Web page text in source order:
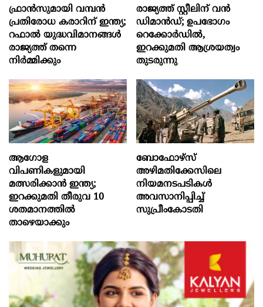
ഫ്രാൻസുമായി വമ്പന്‍
പ്രതിരോധ കരാറിന് ഇന്ത്യ;
റഫാല്‍ യുദ്ധവിമാനങ്ങള്‍
രാജ്യത്ത് തന്നെ
നിര്‍മ്മിക്കും
രാജ്യത്ത് സ്റ്റീലിന് വൻ
ഡിമാൻഡ്; ഉപഭോഗം
റെക്കോർഡിൽ,
ഇറക്കുമതി ആശ്രയത്വം
തുടരുന്നു
ആഗോള
വിപണികളുമായി
മത്സരിക്കാൻ ഇന്ത്യ;
ഇറക്കുമതി തീരുവ 10
ശതമാനത്തിൽ
താഴെയാക്കും
ബോഫോഴ്‌സ്
അഴിമതിക്കേസിലെ
നിയമനടപടികൾ
അവസാനിപ്പിച്ച്
സുപ്രീംകോടതി